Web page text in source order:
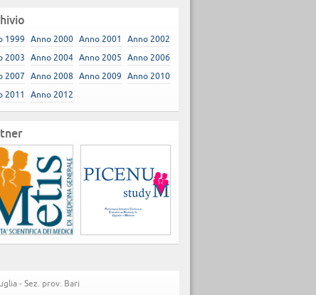
1999 Anno 2000 Anno 2001
Anno 2002
2003
Anno 2004 Anno 2005
Anno 2006
2007
Anno 2008 Anno 2009
Anno 2010
2011
Anno 2012
- Sez. prov. Bari